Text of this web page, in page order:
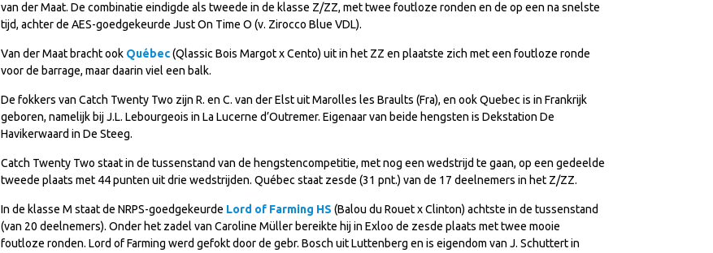
van der Maat. De combinatie eindigde als tweede in de klasse Z/ZZ, met twee foutloze ronden en de op een na snelste
tijd, achter de AES-goedgekeurde Just On Time O (v. Zirocco Blue VDL).
Van der Maat bracht ook Québec(Qlassic Bois Margot x Cento) uit in het ZZ en plaatste zich met een foutloze ronde
voor de barrage, maar daarin viel een balk.
De fokkers van Catch Twenty Two zijn R. en C. van der Elst uit Marolles les Braults (Fra), en ook Quebec is in Frankrijk
geboren, namelijk bij J.L. Lebourgeois in La Lucerne d’Outremer. Eigenaar van beide hengsten is Dekstation De
Havikerwaard in De Steeg.
Catch Twenty Two staat in de tussenstand van de hengstencompetitie, met nog een wedstrijd te gaan, op een gedeelde
tweede plaats met 44 punten uit drie wedstrijden. Québec staat zesde (31 pnt.) van de 17 deelnemers in het Z/ZZ.
In de klasse M staat de NRPS-goedgekeurde Lord of Farming HS (Balou du Rouet x Clinton) achtste in de tussenstand
(van 20 deelnemers). Onder het zadel van Caroline Müller bereikte hij in Exloo de zesde plaats met twee mooie
foutloze ronden. Lord of Farming werd gefokt door de gebr. Bosch uit Luttenberg en is eigendom van J. Schuttert in